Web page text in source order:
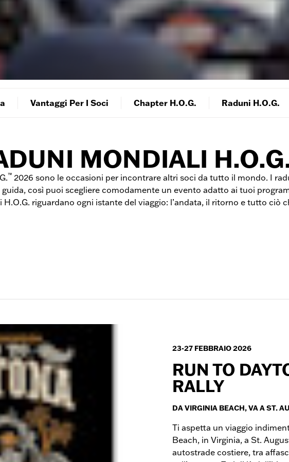
Vantaggi Per I Soci Chapter H.O.G. Raduni H.O.G.
MONDIALI
™2026 sono le occasioni per incontrare altri soci da tutto il mondo. I
così puoi scegliere comodamente un evento adatto ai tuoi
H.O.G. riguardano ogni istante del viaggio: l’andata, il ritorno e tutto ciò
23-27 FEBBRAIO 2026
RUN TO
RALLY
DA VIRGINIA BEACH, VA A ST.
Ti aspetta un viaggio
Beach, in Virginia, a St.
autostrade costiere, tra